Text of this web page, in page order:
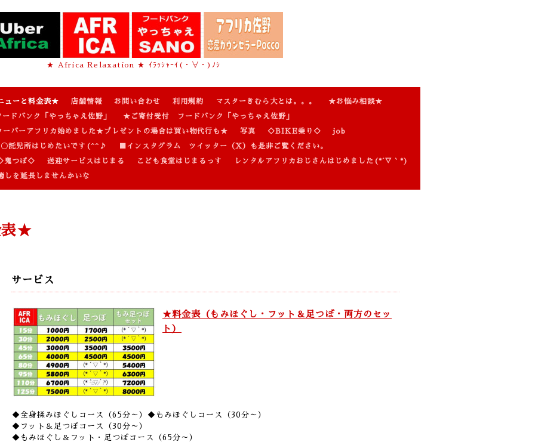
★ Africa Relaxation ★ ｲﾗｯｼｬｰｲ(・∀・)ﾉｼ
ューと料金表★ 店舗情報 お問い合わせ 利用規約 マスターきむら大とは。。。 ★お悩み相談★
ドバンク「やっちゃえ佐野」 ★ご寄付受付 フードバンク「やっちゃえ佐野」
バーアフリカ始めました★プレゼントの場合は買い物代行も★ 写真 ◇BIKE乗り◇ job
〇託児所はじめたいです(^^♪ ■インスタグラム ツイッター（X）も是非ご覧ください。
鬼つぼ◇ 送迎サービスはじまる こども食堂はじまるっす レンタルアフリカおじさんはじめました(*´▽｀*)
しを延長しませんかいな
表★
サービス
★料金表（もみほぐし・フット＆足つぼ・両方のセッ
ト）
◆全身揉みほぐしコース（65分～）◆もみほぐしコース（30分～）
◆フット＆足つぼコース（30分～）
◆もみほぐし＆フット・足つぼコース（65分～）